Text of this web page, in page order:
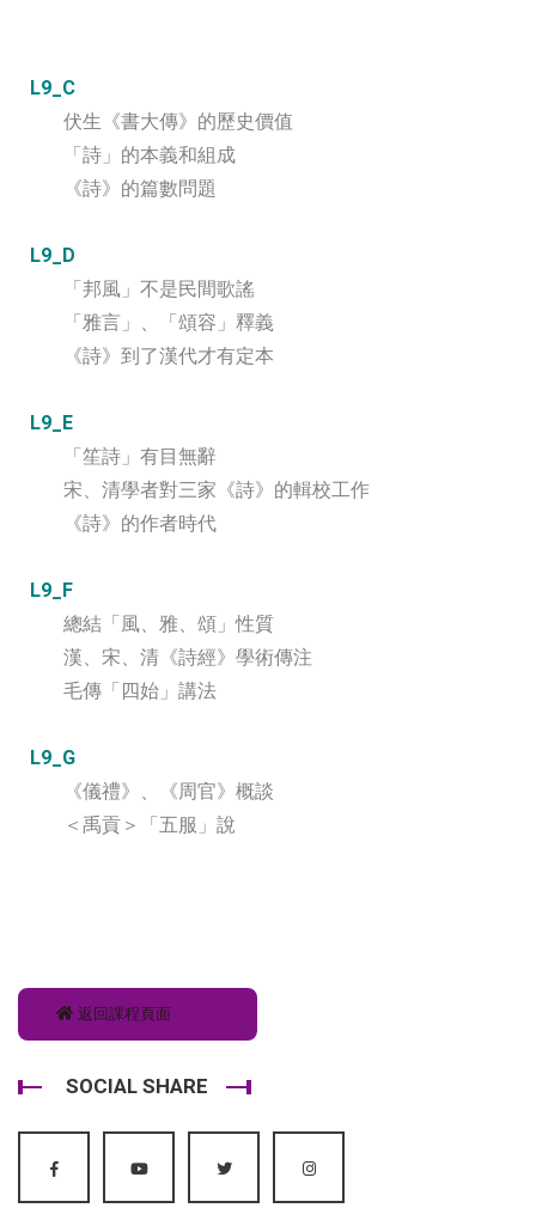
L9_C
伏生《書大傳》的歷史價值
「詩」的本義和組成
《詩》的篇數問題
L9_D
「邦風」不是民間歌謠
「雅言」、「頌容」釋義
《詩》到了漢代才有定本
L9_E
「笙詩」有目無辭
宋、清學者對三家《詩》的輯校工作
《詩》的作者時代
L9_F
總結「風、雅、頌」性質
漢、宋、清《詩經》學術傳注
毛傳「四始」講法
L9_G
《儀禮》、《周官》概談
＜禹貢＞「五服」說
返回課程頁面
SOCIAL SHARE